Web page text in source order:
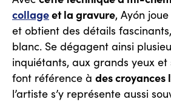
collageet la gravure, Ayón
et obtient des détails
blanc. Se dégagent ainsi
inquiétants, aux grands yeux et
font référence à des croyances
l’artiste s’y représente aussi